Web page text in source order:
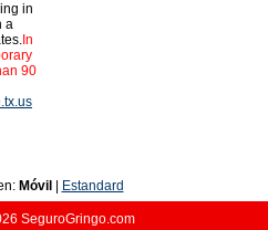
in
a
In
90
Móvil Estandard
SeguroGringo.com